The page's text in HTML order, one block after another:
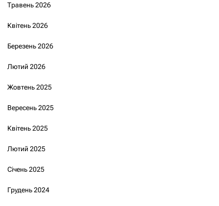
Травень 2026
Квітень 2026
Березень 2026
Лютий 2026
Жовтень 2025
Вересень 2025
Квітень 2025
Лютий 2025
Січень 2025
Грудень 2024